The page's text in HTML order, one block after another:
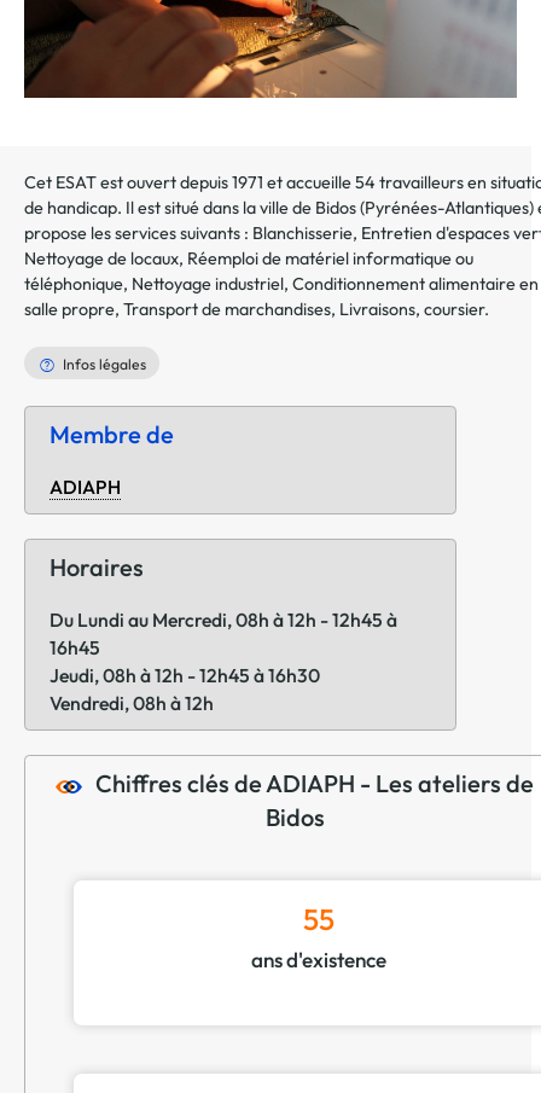
Cet ESAT est ouvert depuis 1971 et accueille 54 travailleurs en
de handicap. Il est situé dans la ville de Bidos(Pyrénées-Atlantiques)
propose les services suivants : Blanchisserie, Entretien d'espaces
Nettoyage de locaux, Réemploi de matériel informatique ou
téléphonique, Nettoyage industriel, Conditionnement alimentaire en
salle propre, Transport de marchandises, Livraisons, coursier.
Infos légales
Membre de
ADIAPH
Horaires
Du Lundi au Mercredi, 08h à 12h - 12h45 à
16h45
Jeudi, 08h à 12h - 12h45 à 16h30
Vendredi, 08h à 12h
Chiffres clés de ADIAPH - Les ateliers de
Bidos
55
ans d'existence